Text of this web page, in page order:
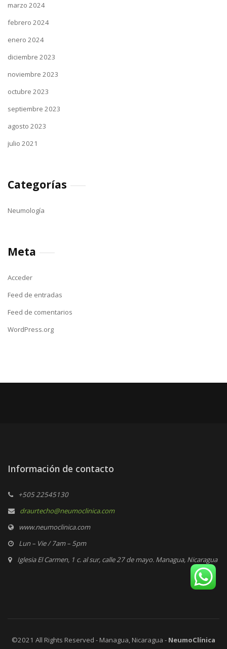
marzo 2024
febrero 2024
enero 2024
diciembre 2023
noviembre 2023
octubre 2023
septiembre 2023
agosto 2023
julio 2021
Categorías
Neumología
Meta
Acceder
Feed de entradas
Feed de comentarios
WordPress.org
Información de contacto
+505 22545130
draurtecho@neumoclinica.com
www.neumoclinica.com
Lun – Vie / 7am – 5pm
Iglesia El Carmen, 1 c. al sur, calle 27 de mayo. Managua, Nicaragua
©2021 All Rights Reserved - Managua, Nicaragua - NeumoClínica